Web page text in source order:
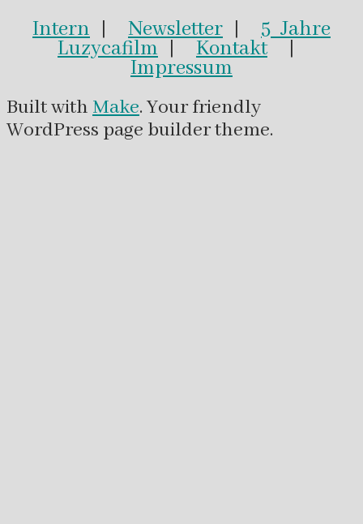
Intern Newsletter 5 Jahre
Luzycafilm Kontakt|
Impressum
Built with Make. Your friendly
WordPress page builder theme.